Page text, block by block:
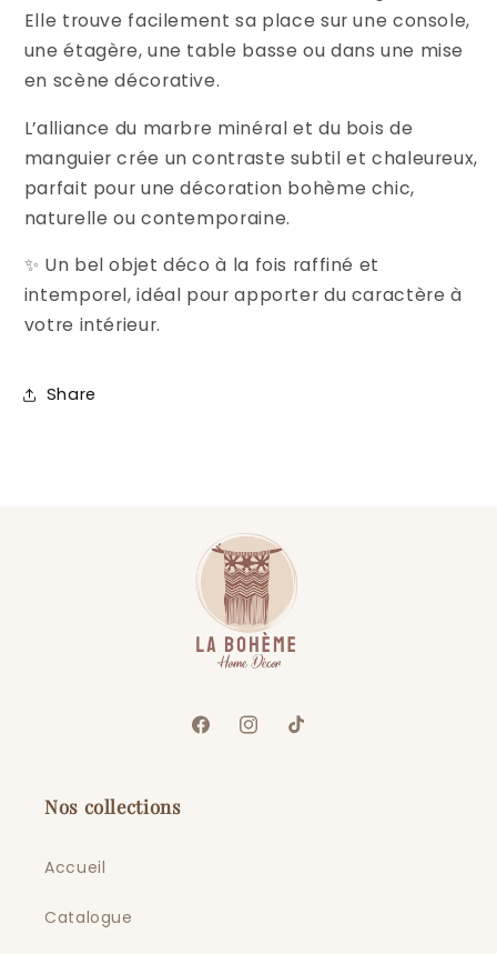
Elle trouve facilement sa place sur une console,
une étagère, une table basse ou dans une mise
en scène décorative.
L’alliance du marbre minéral et du bois de
manguier crée un contraste subtil et chaleureux,
parfait pour une décoration bohème chic,
naturelle ou contemporaine.
✨ Un bel objet déco à la fois raffiné et
intemporel, idéal pour apporter du caractère à
votre intérieur.
Share
FacebookInstagram
TikTok
Nos collections
Accueil
Catalogue